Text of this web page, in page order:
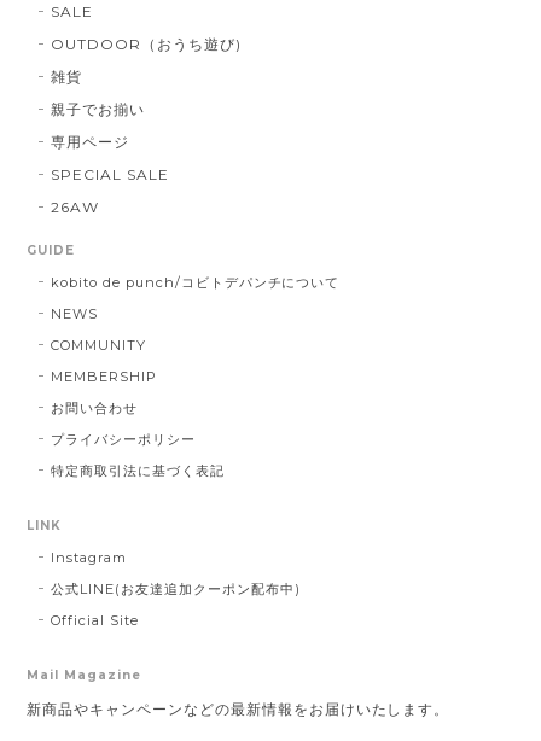
SALE
OUTDOOR（おうち遊び)
雑貨
親子でお揃い
専用ページ
SPECIAL SALE
26AW
GUIDE
kobito de punch/コビトデパンチについて
NEWS
COMMUNITY
MEMBERSHIP
お問い合わせ
プライバシーポリシー
特定商取引法に基づく表記
LINK
Instagram
公式LINE(お友達追加クーポン配布中)
Official Site
Mail Magazine
新商品やキャンペーンなどの最新情報をお届けいたします。